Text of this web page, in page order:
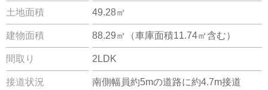
土地面積 49.28㎡
建物面積 88.29㎡（車庫面積11.74㎡含む）
間取り 2LDK
接道状況 南側幅員約5mの道路に約4.7m接道